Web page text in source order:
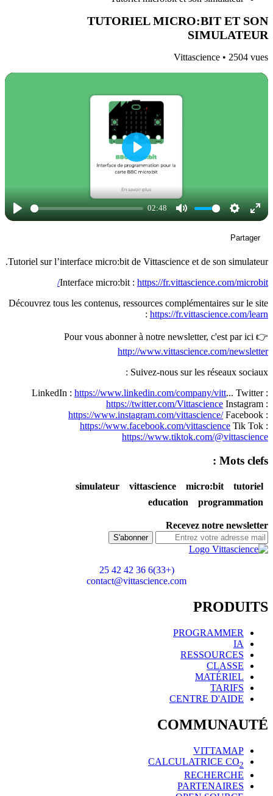
TUTORIEL MICRO:BIT ET SON
SIMULATEUR
Vittascience • 2504 vues
Play
02:48
Mute Settings
Play
Partager
Tutoriel sur l’interface micro:bit de Vittascience et de son simulateur.
Interface micro:bit : https://fr.vittascience.com/microbit/
Découvrez tous les contenus, ressources complémentaires sur le site
: https://fr.vittascience.com/learn
Pour vous abonner à notre newsletter, c'est par ici 👉
http://www.vittascience.com/newsletter
Suivez-nous sur les réseaux sociaux :
LinkedIn : https://www.linkedin.com/company/vitt... Twitter :
https://twitter.com/Vittascience Instagram :
https://www.instagram.com/vittascience/Facebook :
https://www.facebook.com/vittascience Tik Tok :
https://www.tiktok.com/@vittascience
Mots clefs :
tutoriel
micro:bit
vittascience
simulateur
programmation
education
Recevez notre newsletter
S'abonner
(+33)6 36 42 42 25
contact@vittascience.com
PRODUITS
PROGRAMMER
IA
RESSOURCES
CLASSE
MATÉRIEL
TARIFS
CENTRE D'AIDE
COMMUNAUTÉ
VITTAMAP
CALCULATRICE CO2
RECHERCHE
PARTENAIRES